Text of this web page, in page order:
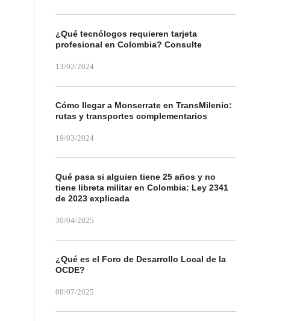
¿Qué tecnólogos requieren tarjeta
profesional en Colombia? Consulte
13/02/2024
Cómo llegar a Monserrate en TransMilenio:
rutas y transportes complementarios
19/03/2024
Qué pasa si alguien tiene 25 años y no
tiene libreta militar en Colombia: Ley 2341
de 2023 explicada
30/04/2025
¿Qué es el Foro de Desarrollo Local de la
OCDE?
08/07/2025